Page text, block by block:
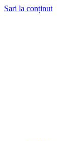
Sari la conținut